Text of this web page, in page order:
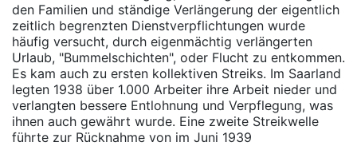
den Familien und ständige Verlängerung der eigentlich
zeitlich begrenzten Dienstverpflichtungen wurde
häufig versucht, durch eigenmächtig verlängerten
Urlaub, "Bummelschichten", oder Flucht zu entkommen.
Es kam auch zu ersten kollektiven Streiks. Im Saarland
legten 1938 über 1.000 Arbeiter ihre Arbeit nieder und
verlangten bessere Entlohnung und Verpflegung, was
ihnen auch gewährt wurde. Eine zweite Streikwelle
führte zur Rücknahme von im Juni 1939